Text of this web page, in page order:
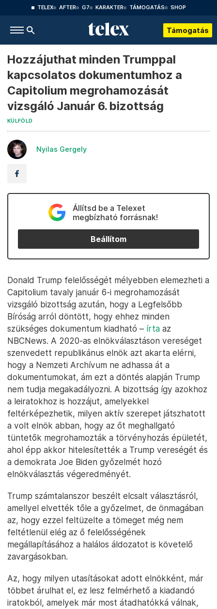
TELEX AFTER G7 KARAKTER TÁMOGATÁS SHOP
Támogatás
Hozzájuthat minden Trumppal
kapcsolatos dokumentumhoz a
Capitolium megrohamozását
vizsgáló Január 6. bizottság
KÜLFÖLD
Nyilas Gergely
Állítsd be a Telexet
megbízható forrásnak!
Beállítom
Donald Trump felelősségét mélyebben elemezheti a
Capitolium tavaly január 6-i megrohamozását
vizsgáló bizottság azután, hogy a Legfelsőbb
Bíróság arról döntött, hogy ehhez minden
szükséges dokumentum kiadható – írta az
NBCNews. A 2020-as elnökválasztáson vereséget
szenvedett republikánus elnök azt akarta elérni,
hogy a Nemzeti Archívum ne adhassa át a
dokumentumokat, ám ezt a döntés alapján Trump
nem tudja megakadályozni. A bizottság így azokhoz
a leiratokhoz is hozzájut, amelyekkel
feltérképezhetik, milyen aktív szerepet játszhatott
a volt elnök abban, hogy az őt meghallgató
tüntetők megrohamozták a törvényhozás épületét,
ahol épp akkor hitelesítették a Trump vereségét és
a demokrata Joe Biden győzelmét hozó
elnökválasztás végeredményét.
Trump számtalanszor beszélt elcsalt választásról,
amellyel elvették tőle a győzelmet, de önmagában
az, hogy ezzel feltüzelte a tömeget még nem
feltétlenül elég az ő felelősségének
megállapításához a halálos áldozatot is követelő
zavargásokban.
Az, hogy milyen utasításokat adott elnökként, már
többet árulhat el, ez lesz felmérhető a kiadandó
iratokból, amelyek már most átadhatókká válnak,